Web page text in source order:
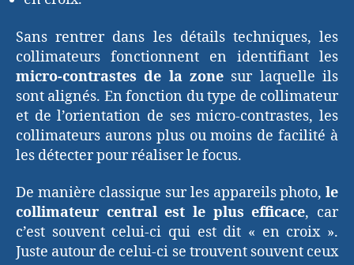
Sans rentrer dans les détails techniques, les
collimateurs fonctionnent en identifiant les
micro-contrastes de la zone sur laquelle ils
sont alignés. En fonction du type de collimateur
et de l’orientation de ses micro-contrastes, les
collimateurs aurons plus ou moins de facilité à
les détecter pour réaliser le focus.
De manière classique sur les appareils photo, le
collimateur central est le plus efficace, car
c’est souvent celui-ci qui est dit « en croix ».
Juste autour de celui-ci se trouvent souvent ceux